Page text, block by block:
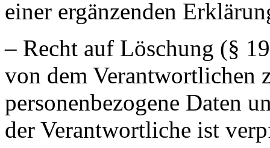
einer ergänzenden
– Recht auf Löschung (§
von dem Verantwortlichen
personenbezogene Daten
der Verantwortliche ist